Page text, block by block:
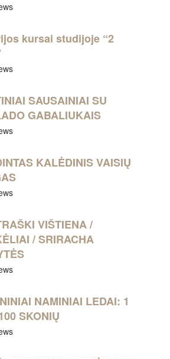
kursai studijoje “2
SAUSAINIAI SU
GABALIUKAIS
KALĖDINIS VAISIŲ
VIŠTIENA /
/ SRIRACHA
NAMINIAI LEDAI: 1
SKONIŲ